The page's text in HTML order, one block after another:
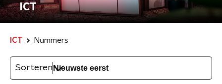
ICT
ICT Nummers
Sorteren